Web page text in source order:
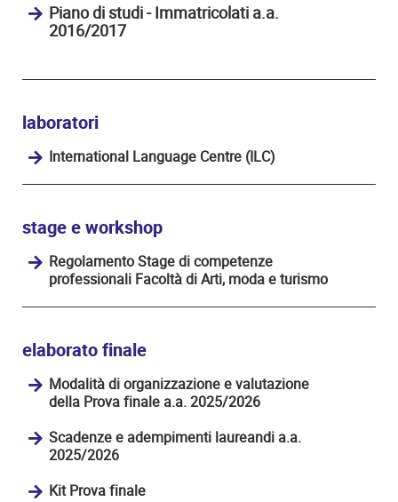
Piano di studi - Immatricolati a.a.
2016/2017
laboratori
International Language Centre (ILC)
stage e workshop
Regolamento Stage di competenze
professionali Facoltà di Arti, moda e turismo
elaborato finale
Modalità di organizzazione e valutazione
della Prova finale a.a. 2025/2026
Scadenze e adempimenti laureandi a.a.
2025/2026
Kit Prova finale